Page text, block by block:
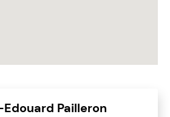
Pailleron